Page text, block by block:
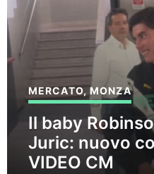
MERCATO,MONZA
Il baby
Juric: nuovo
VIDEO CM